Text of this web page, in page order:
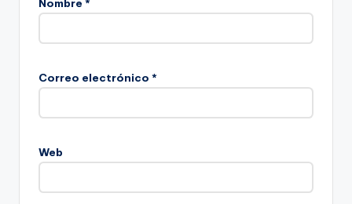
Correo electrónico *
Web